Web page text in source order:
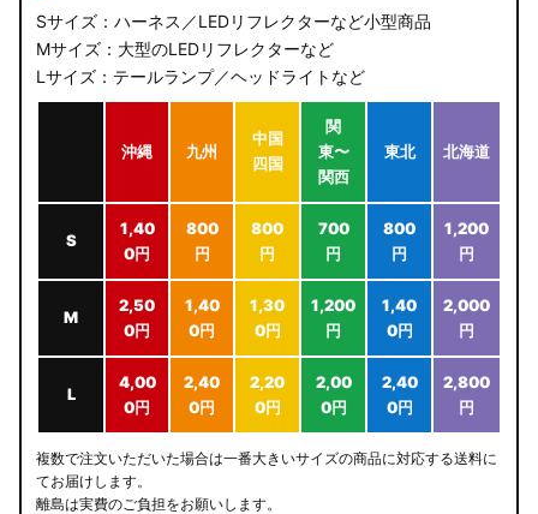
Sサイズ：ハーネス／LEDリフレクターなど小型商品
Mサイズ：大型のLEDリフレクターなど
Lサイズ：テールランプ／ヘッドライトなど
沖縄 九州
中国
四国
関
東〜
関西
東北 北海道
S
1,40
0円
800
円
800
円
700
円
800
円
1,200
円
M
2,50
0円
1,40
0円
1,30
0円
1,200
円
1,40
0円
2,000
円
L
4,00
0円
2,40
0円
2,20
0円
2,00
0円
2,40
0円
2,800
円
複数で注文いただいた場合は一番大きいサイズの商品に対応する送料に
てお届けします。
離島は実費のご負担をお願いします。